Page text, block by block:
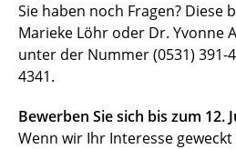
Sie haben noch Fragen? Diese
Marieke Löhr oder Dr. Yvonne
unter der Nummer (0531) 391-
4341.
Bewerben Sie sich bis zum 12.
Wenn wir Ihr Interesse